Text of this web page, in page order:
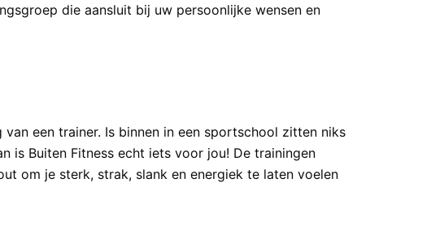
die aansluit bij uw persoonlijke wensen en
een trainer. Is binnen in een sportschool zitten niks
is Buiten Fitness echt iets voor jou! De trainingen
om je sterk, strak, slank en energiek te laten voelen